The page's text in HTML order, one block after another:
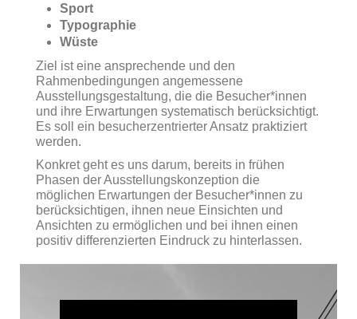
Sport
Typographie
Wüste
Ziel ist eine ansprechende und den
Rahmenbedingungen angemessene
Ausstellungsgestaltung, die die Besucher*innen
und ihre Erwartungen systematisch berücksichtigt.
Es soll ein besucherzentrierter Ansatz praktiziert
werden.
Konkret geht es uns darum, bereits in frühen
Phasen der Ausstellungskonzeption die
möglichen Erwartungen der Besucher*innen zu
berücksichtigen, ihnen neue Einsichten und
Ansichten zu ermöglichen und bei ihnen einen
positiv differenzierten Eindruck zu hinterlassen.